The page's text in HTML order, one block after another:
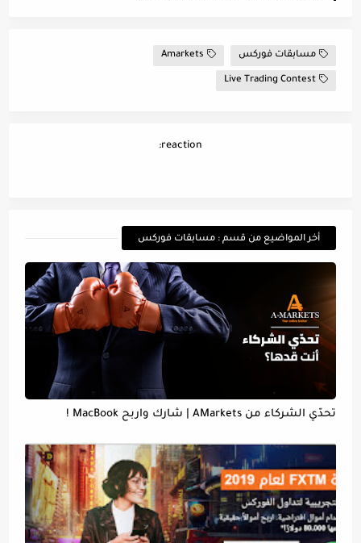
مسابقات فوركس Amarkets
Live Trading Contest
reaction:
أخر المواضيع من قسم : مسابقات فوركس
تحدّي الشركاء من AMarkets | شارك واربح MacBook !